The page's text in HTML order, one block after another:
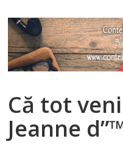
Că tot
Jeanne